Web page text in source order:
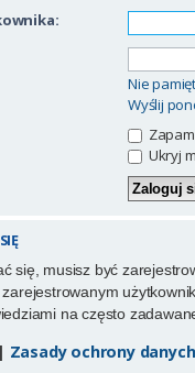
Nie
Wyślij
Ukryj
się, musisz być
na często
| Zasady ochrony